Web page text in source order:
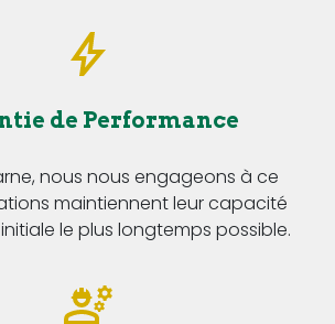
de Performance
nous nous engageons à ce
maintiennent leur capacité
le plus longtemps possible.